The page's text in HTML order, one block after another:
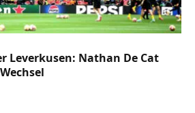
Leverkusen: Nathan De Cat